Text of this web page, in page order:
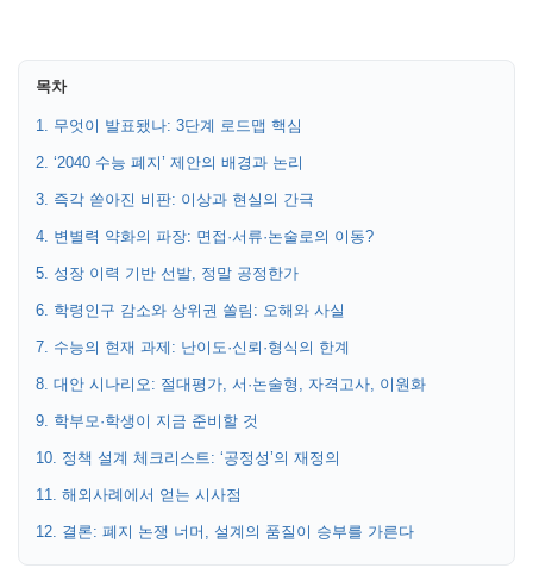
목차
1. 무엇이 발표됐나: 3단계 로드맵 핵심
2. ‘2040 수능 폐지’ 제안의 배경과 논리
3. 즉각 쏟아진 비판: 이상과 현실의 간극
4. 변별력 약화의 파장: 면접·서류·논술로의 이동?
5. 성장 이력 기반 선발, 정말 공정한가
6. 학령인구 감소와 상위권 쏠림: 오해와 사실
7. 수능의 현재 과제: 난이도·신뢰·형식의 한계
8. 대안 시나리오: 절대평가, 서·논술형, 자격고사, 이원화
9. 학부모·학생이 지금 준비할 것
10. 정책 설계 체크리스트: ‘공정성’의 재정의
11. 해외사례에서 얻는 시사점
12. 결론: 폐지 논쟁 너머, 설계의 품질이 승부를 가른다